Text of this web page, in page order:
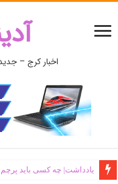
اخبار کرج –
یادداشت| ‌چه کسی باید